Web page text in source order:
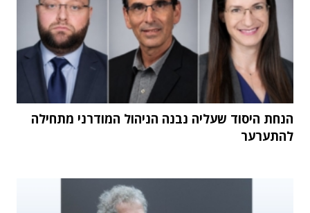
הנחת היסוד שעליה נבנה הניהול המודרני מתחילה
להתערער